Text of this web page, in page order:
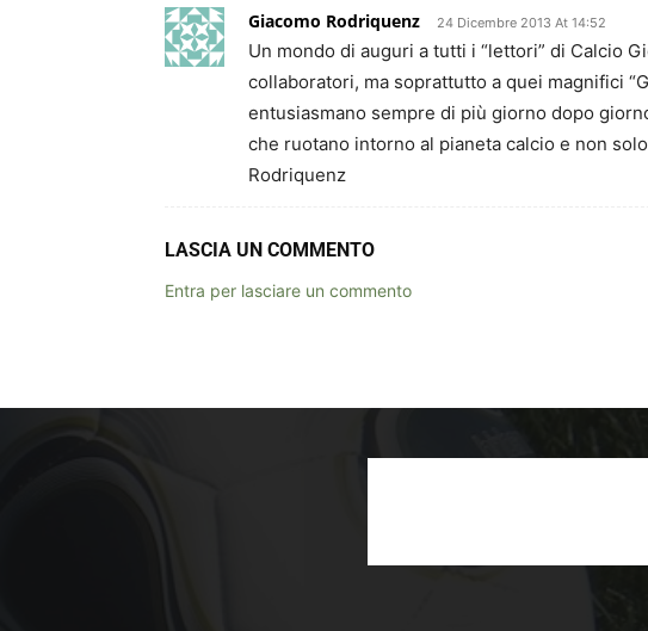
Giacomo Rodriquenz 24 Dicembre 2013 At 14:52
Un mondo di auguri a tutti i “lettori” di Calcio
collaboratori, ma soprattutto a quei magnifici
entusiasmano sempre di più giorno dopo
che ruotano intorno al pianeta calcio e non
Rodriquenz
LASCIA UN COMMENTO
Entra per lasciare un commento